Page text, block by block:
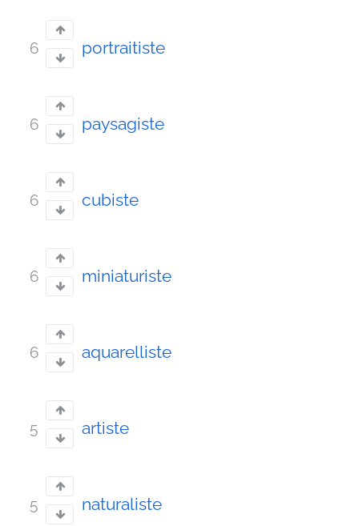
6 portraitiste
6 paysagiste
6 cubiste
6 miniaturiste
6 aquarelliste
5 artiste
5 naturaliste